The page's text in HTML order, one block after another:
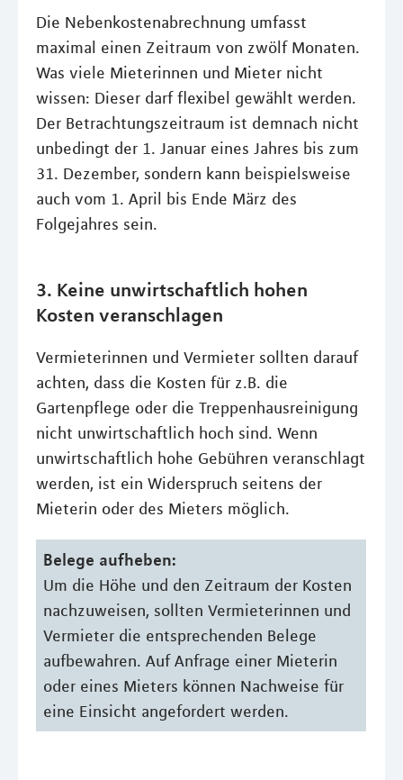
Die Nebenkostenabrechnung umfasst
maximal einen Zeitraum von zwölf Monaten.
Was viele Mieterinnen und Mieter nicht
wissen: Dieser darf flexibel gewählt werden.
Der Betrachtungszeitraum ist demnach nicht
unbedingt der 1. Januar eines Jahres bis zum
31. Dezember, sondern kann beispielsweise
auch vom 1. April bis Ende März des
Folgejahres sein.
3. Keine unwirtschaftlich hohen
Kosten veranschlagen
Vermieterinnen und Vermieter sollten darauf
achten, dass die Kosten für z.B. die
Gartenpflege oder die Treppenhausreinigung
nicht unwirtschaftlich hoch sind. Wenn
unwirtschaftlich hohe Gebühren veranschlagt
werden, ist ein Widerspruch seitens der
Mieterin oder des Mieters möglich.
Belege aufheben:
Um die Höhe und den Zeitraum der Kosten
nachzuweisen, sollten Vermieterinnen und
Vermieter die entsprechenden Belege
aufbewahren. Auf Anfrage einer Mieterin
oder eines Mieters können Nachweise für
eine Einsicht angefordert werden.